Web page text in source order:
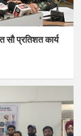
प्रतिशत कार्य